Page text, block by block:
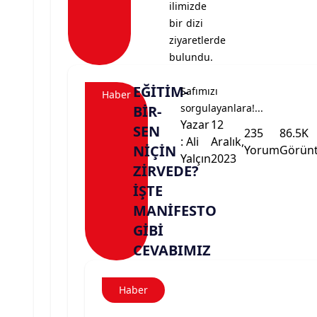
ilimizde
bir dizi
ziyaretlerde
bulundu.
HaberEĞİTİM-
BİR-
SEN
NİÇİN
ZİRVEDE?
İŞTE
MANİFESTO
GİBİ
CEVABIMIZ
Safımızı
sorgulayanlara!...
Yazar
: Ali
Yalçın
12
Aralık,
2023
235
Yorum
86.5K
Haber